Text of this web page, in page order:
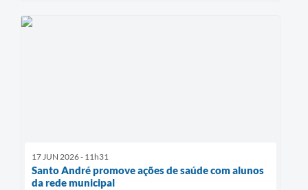
17 JUN 2026 - 11h31
Santo André promove ações de saúde com alunos
da rede municipal